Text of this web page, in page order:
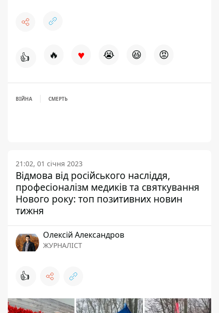
👍 🔥 ♥ 😭 😆 😡
ВІЙНА СМЕРТЬ
21:02, 01 січня 2023
Відмова від російського насліддя,
професіоналізм медиків та святкування
Нового року: топ позитивних новин
тижня
Олексій Александров
ЖУРНАЛІСТ
👍